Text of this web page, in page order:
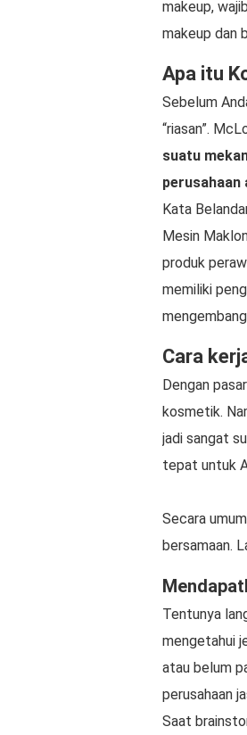
makeup,
makeup dan
Apa itu
Sebelum
“riasan”.
suatu
perusahaan
Kata
Mesin
produk
memiliki
Cara
Dengan
kosmetik.
jadi sangat
tepat untuk
Secara
bersamaan.
Tentunya
mengetahui
atau belum
perusahaan
Saat